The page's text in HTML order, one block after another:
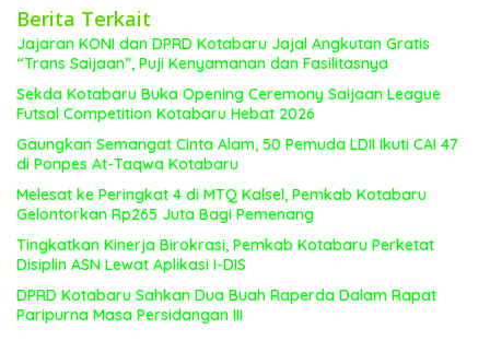
Berita Terkait
Jajaran KONI dan DPRD Kotabaru Jajal Angkutan Gratis
“Trans Saijaan”, Puji Kenyamanan dan Fasilitasnya
Sekda Kotabaru Buka Opening Ceremony Saijaan League
Futsal Competition Kotabaru Hebat 2026
Gaungkan Semangat Cinta Alam, 50 Pemuda LDII Ikuti CAI 47
di Ponpes At-Taqwa Kotabaru
Melesat ke Peringkat 4 di MTQ Kalsel, Pemkab Kotabaru
Gelontorkan Rp265 Juta Bagi Pemenang
Tingkatkan Kinerja Birokrasi, Pemkab Kotabaru Perketat
Disiplin ASN Lewat Aplikasi I-DIS
DPRD Kotabaru Sahkan Dua Buah Raperda Dalam Rapat
Paripurna Masa Persidangan III